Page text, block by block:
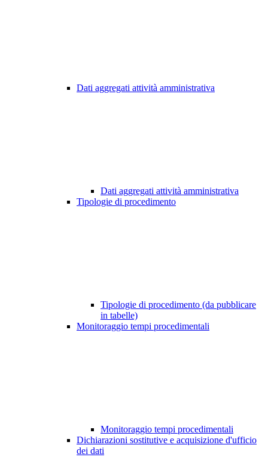
Dati aggregati attività amministrativa
Dati aggregati attività amministrativa
Tipologie di procedimento
Tipologie di procedimento (da pubblicare
in tabelle)
Monitoraggio tempi procedimentali
Monitoraggio tempi procedimentali
Dichiarazioni sostitutive e acquisizione d'ufficio
dei dati